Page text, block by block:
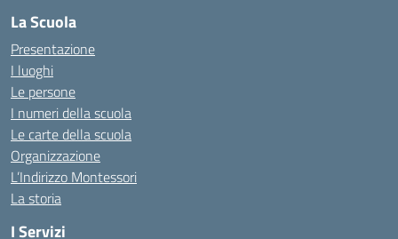
La Scuola
Presentazione
I luoghi
Le persone
I numeri della scuola
Le carte della scuola
Organizzazione
L’Indirizzo Montessori
La storia
I Servizi